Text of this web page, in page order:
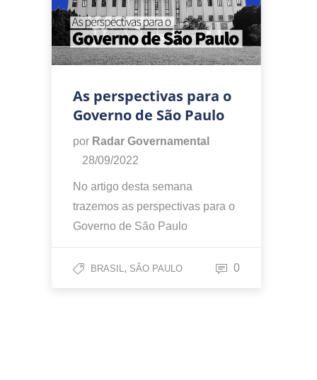
As perspectivas para o
Governo de São Paulo
por Radar Governamental
28/09/2022
No artigo desta semana
trazemos as perspectivas para o
Governo de São Paulo
BRASIL, SÃO PAULO 0